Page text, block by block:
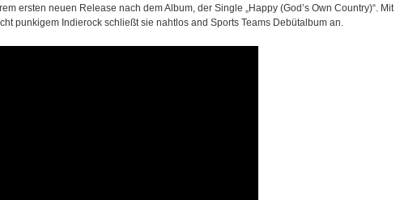
ersten neuen Release nach dem Album, der Single „Happy (God’s Own Country)“. Mit
punkigem Indierock schließt sie nahtlos and Sports Teams Debütalbum an.